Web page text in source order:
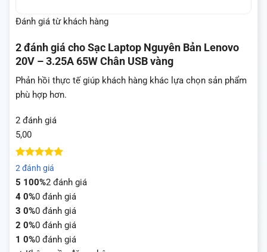
Đánh giá từ khách hàng
2 đánh giá choSạc Laptop Nguyên Bản Lenovo
20V – 3.25A 65W Chân USB vàng
Phản hồi thực tế giúp khách hàng khác lựa chọn sản phẩm
phù hợp hơn.
2 đánh giá
5,00
5 trên 5
dựa trên
2
đánh giá
2 đánh giá
5 100%2 đánh giá
4 0%0 đánh giá
3 0%0 đánh giá
2 0%0 đánh giá
1 0%0 đánh giá